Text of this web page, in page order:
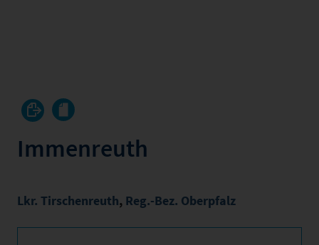
Immenreuth
Lkr. Tirschenreuth, Reg.-Bez. Oberpfalz